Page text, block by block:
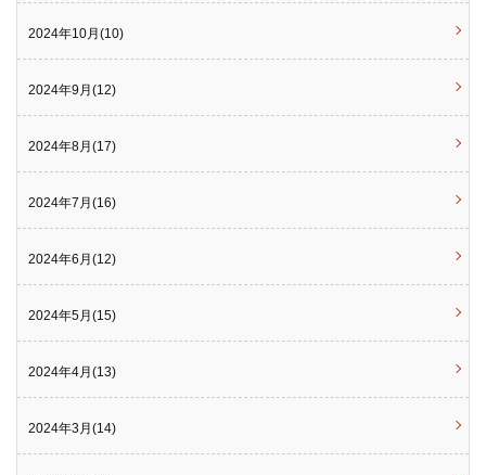
2024年10月(10)
2024年9月(12)
2024年8月(17)
2024年7月(16)
2024年6月(12)
2024年5月(15)
2024年4月(13)
2024年3月(14)